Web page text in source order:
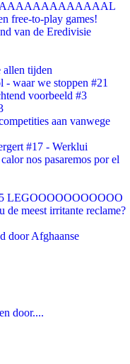
free-to-play games!
van de Eredivisie
tijden
- waar we stoppen #21
voorbeeld #3
aan vanwege
#17 - Werklui
nos pasaremos por el
LEGOOOOOOOOOOO
de meest irritante reclame?
door Afghaanse
door....